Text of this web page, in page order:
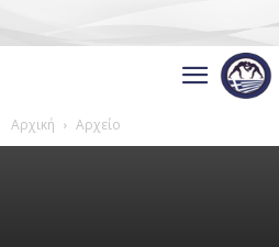
Αρχική Αρχείο